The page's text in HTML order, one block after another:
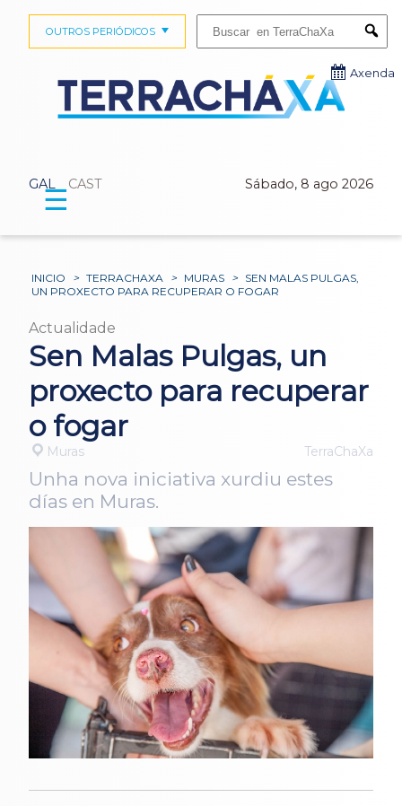
GAL CAST Sábado, 8 ago 2026
OUTROS PERIÓDICOS
Axenda
☰
INICIO > TERRACHAXA > MURAS > SEN MALAS PULGAS,
UN PROXECTO PARA RECUPERAR O FOGAR
Actualidade
Sen Malas Pulgas, un
proxecto para recuperar
o fogar
Muras TerraChaXa
Unha nova iniciativa xurdiu estes
días en Muras.